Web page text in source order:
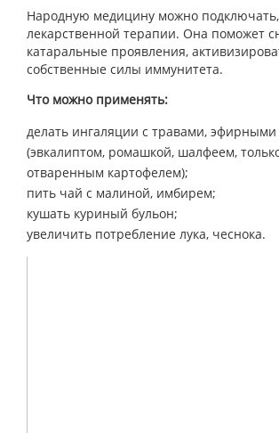
Народную медицину можно
лекарственной терапии. Она поможет
катаральные проявления,
собственные силы иммунитета.
Что можно применять:
делать ингаляции с травами,
(эвкалиптом, ромашкой, шалфеем,
отваренным картофелем);
пить чай с малиной, имбирем;
кушать куриный бульон;
увеличить потребление лука, чеснока.